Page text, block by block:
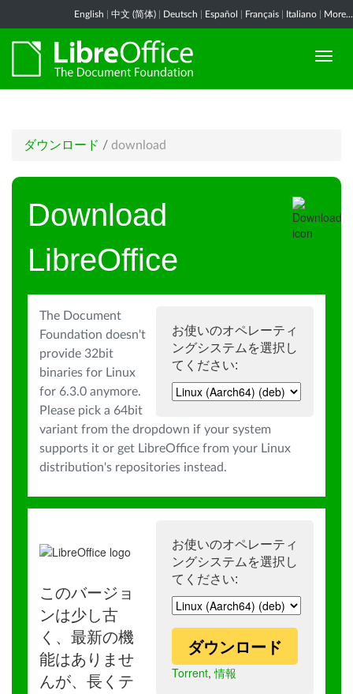
English 中文 (简体) Deutsch Español Français Italiano More...
ダウンロード / download
Download
LibreOffice
お使いのオペレーティ
ングシステムを選択し
てください:
The Document
Foundation doesn't
provide 32bit
binaries for Linux
for 6.3.0 anymore.
Please pick a 64bit
variant from the dropdown if your system
supports it or get LibreOffice from your Linux
distribution's repositories instead.
お使いのオペレーティ
ングシステムを選択し
てください:
ダウンロード
Torrent,情報
このバージョ
ンは少し古
く、最新の機
能はありませ
んが、長くテ